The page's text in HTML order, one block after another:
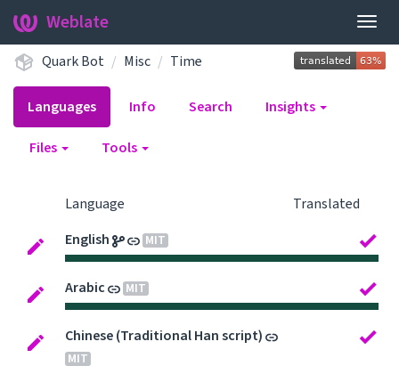
Weblate
Quark Bot Misc Time
Languages Info Search Insights
Files Tools
Language
Translated
English
MIT
Arabic MIT
Chinese (Traditional Han script)
MIT